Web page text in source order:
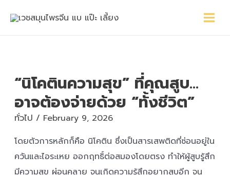
Menu
“นิโคตินความสุข” ที่คุณสูบ…
อาจต้องจ่ายด้วย “ทั้งชีวิต”
ทั่วไป / February 9, 2026
โดยตัวการหลักก็คือ นิโคติน ซึ่งเป็นสารเสพติดที่ซ่อนอยู่ใน
ควันและไอระเหย ออกฤทธิ์ต่อสมองโดยตรง ทำให้ผู้สูบรู้สึก
มีความสุข ผ่อนคลาย จนเกิดความรู้สึกอยากสูบอีก จน
navigation